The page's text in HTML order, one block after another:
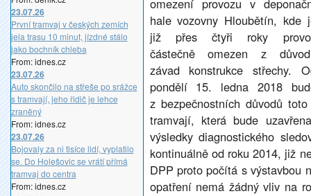
23.07.26
První tramvaj v českých zemích
jela trasu 10 minut, jízdné stálo
jako bochník chleba
From: idnes.cz
23.07.26
Auto skončilo na střeše po srážce
s tramvají, jeho řidič je lehce
zraněný
From: idnes.cz
23.07.26
Bojovaly za ni tisíce lidí, vyplatilo
se. Do Holešovic se vrátí přímá
tramvaj do centra
From: idnes.cz
omezení provozu v
hale vozovny Hloubětín, kde
již přes čtyři roky
částečně omezen z
závad konstrukce střechy.
pondělí 15. ledna 2018
z bezpečnostních důvodů
tramvají, která bude
výsledky diagnostického
kontinuálně od roku 2014, již
DPP proto počítá s výstavbou
opatření nemá žádný vliv na